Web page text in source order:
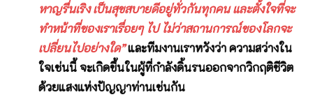
หาญรื่นเริง เป็นสุขสบายดีอยู่ทั่วกันทุกคน และตั้งใจที่จะ
ทำหน้าที่ของเราเรื่อยๆ ไป ไม่ว่าสถานการณ์ของโลกจะ
เปลี่ยนไปอย่างใด”และทีมงานเราหวังว่า ความสว่างใน
ใจเช่นนี้ จะเกิดขึ้นในผู้ที่กำลังดิ้นรนออกจากวิกฤติชีวิต
ด้วยแสงแห่งปัญญาท่านเช่นกัน